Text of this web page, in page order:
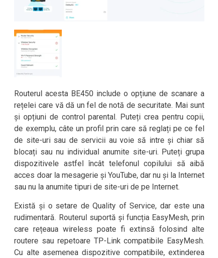
Routerul acesta BE450 include o opțiune de scanare a
rețelei care vă dă un fel de notă de securitate. Mai sunt
și opțiuni de control parental. Puteți crea pentru copii,
de exemplu, câte un profil prin care să reglați pe ce fel
de site-uri sau de servicii au voie să intre și chiar să
blocați sau nu individual anumite site-uri. Puteți grupa
dispozitivele astfel încât telefonul copilului să aibă
acces doar la mesagerie și YouTube, dar nu și la Internet
sau nu la anumite tipuri de site-uri de pe Internet.
Există și o setare de Quality of Service, dar este una
rudimentară. Routerul suportă și funcția EasyMesh, prin
care rețeaua wireless poate fi extinsă folosind alte
routere sau repetoare TP-Link compatibile EasyMesh.
Cu alte asemenea dispozitive compatibile, extinderea